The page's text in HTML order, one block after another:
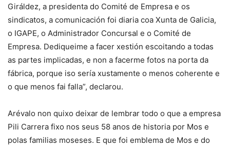
Giráldez, a presidenta do Comité de Empresa e os
sindicatos, a comunicación foi diaria coa Xunta de Galicia,
o IGAPE, o Administrador Concursal e o Comité de
Empresa. Dediqueime a facer xestión escoitando a todas
as partes implicadas, e non a facerme fotos na porta da
fábrica, porque iso sería xustamente o menos coherente e
o que menos fai falla”, declarou.
Arévalo non quixo deixar de lembrar todo o que a empresa
Pili Carrera fixo nos seus 58 anos de historia por Mos e
polas familias moseses. E que foi emblema de Mos e do